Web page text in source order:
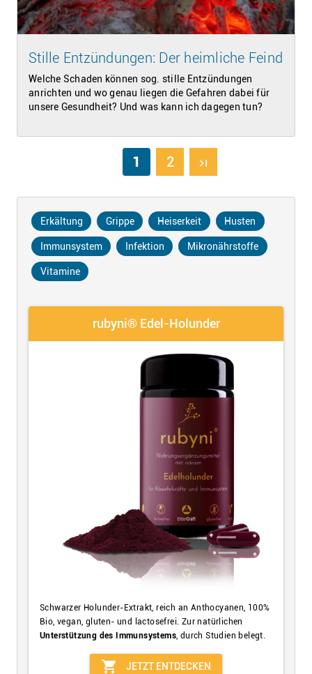
Stille Entzündungen: Der heimliche Feind
Welche Schaden können sog. stille Entzündungen
anrichten und wo genau liegen die Gefahren dabei für
unsere Gesundheit? Und was kann ich dagegen tun?
1 2 last_page
Erkältung Grippe Heiserkeit Husten
Immunsystem Infektion Mikronährstoffe
Vitamine
rubyni® Edel-Holunder
Schwarzer Holunder-Extrakt, reich an Anthocyanen, 100%
Bio, vegan, gluten- und lactosefrei. Zur natürlichen
Unterstützung des Immunsystems, durch Studien belegt.
shopping_cart JETZT ENTDECKEN